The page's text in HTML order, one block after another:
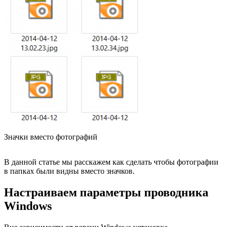
Значки вместо фотографий
В данной статье мы расскажем как сделать чтобы фотографии
в папках были видны вместо значков.
Настраиваем параметры проводника
Windows